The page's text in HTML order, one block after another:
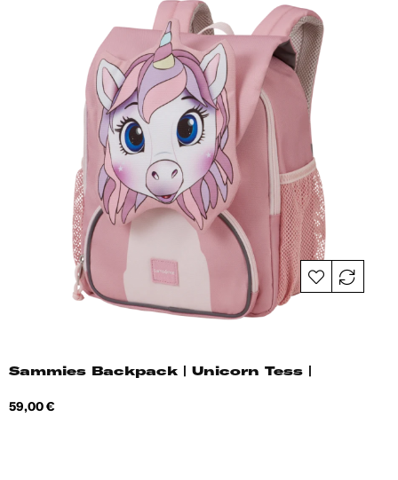
Sammies Backpack | Unicorn Tess |
Hind
59,00 €